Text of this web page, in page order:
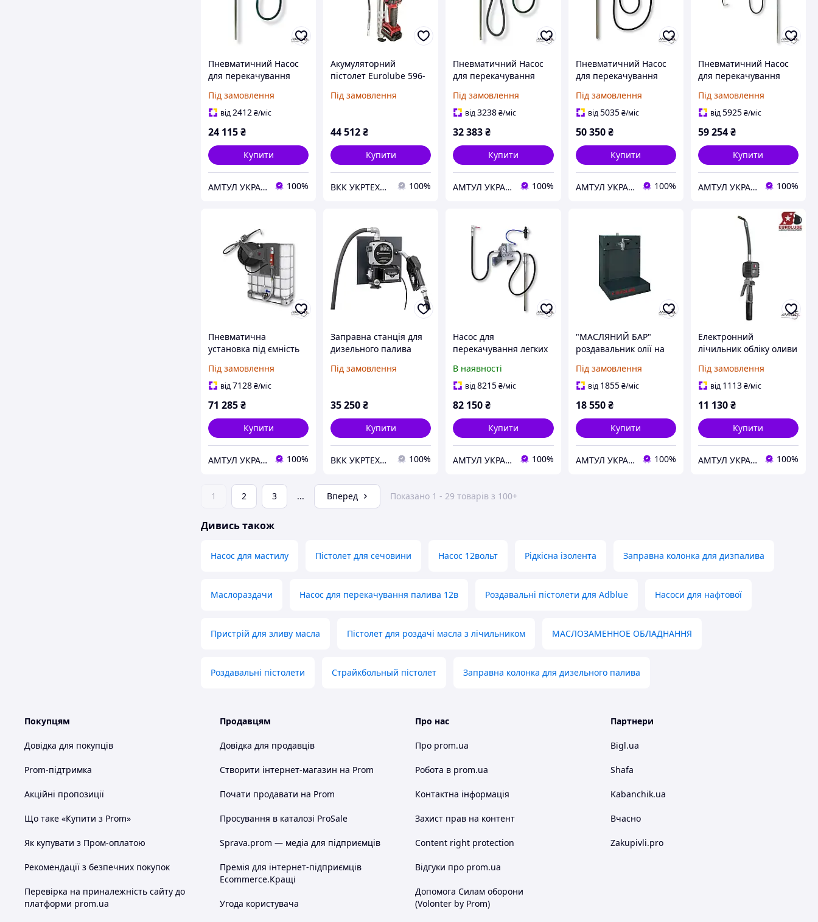
Пневматичний Насос
для перекачування
Eurolube B13760
Під замовлення
від2412₴/міс
24 115₴
Купити
АМТУЛ УКРАЇНА 100%
Акумуляторний
пістолет Eurolube 596-
мастил
Під замовлення
44 512₴
Купити
ВКК УКРТЕХАВТО ТОВ 100%
Пневматичний Насос
для перекачування
Eurolube B13760
Під замовлення
від3238₴/міс
32 383₴
Купити
АМТУЛ УКРАЇНА 100%
Пневматичний Насос
для перекачування
Eurolube B13760
Під замовлення
від5035 ₴/міс
50 350 ₴
Купити
АМТУЛ УКРАЇНА 100%
Пневматичний Насос
для перекачування
Eurolube B13760
Під замовлення
від5925₴/міс
59 254₴
Купити
АМТУЛ УКРАЇНА 100%
Пневматична
установка під ємність
Під замовлення
від7128₴/міс
71 285₴
Купити
АМТУЛ УКРАЇНА 100%
Заправна станція для
дизельного палива
Під замовлення
35 250₴
Купити
ВКК УКРТЕХАВТО ТОВ 100%
Насос для
перекачування легких
палива з великою
продуктивністю
В наявності
від8215₴/міс
82 150₴
Купити
АМТУЛ УКРАЇНА 100%
"МАСЛЯНИЙ БАР"
роздавальник олії на
16755
Під замовлення
від 1855 ₴/міс
18 550 ₴
Купити
АМТУЛ УКРАЇНА 100%
Електронний
лічильник обліку оливи
роздавлення Eurolube
10341
Під замовлення
від 1113₴/міс
11 130₴
Купити
АМТУЛ УКРАЇНА 100%
1 2 3 ... Вперед Показано 1 - 29 товарів з 100+
Дивись також
Насос для мастилу Пістолет для сечовини Насос 12вольт Рідкісна ізолента Заправна колонка для дизпалива
Маслораздачи Насос для перекачування палива 12в Роздавальні пістолети для Adblue Насоси для нафтової
Пристрій для зливу масла Пістолет для роздачі масла з лічильником МАСЛОЗАМЕННОЕ ОБЛАДНАННЯ
Роздавальні пістолети Страйкбольный пістолет Заправна колонка для дизельного палива
Покупцям
Довідка для покупців
Prom-підтримка
Акційні пропозиції
Що таке «Купити з Prom»
Як купувати з Пром-оплатою
Рекомендації з безпечних покупок
Перевірка на приналежність сайту до
платформи prom.ua
Продавцям
Довідка для продавців
Створити інтернет-магазин на Prom
Почати продавати на Prom
Просування в каталозі ProSale
Sprava.prom — медіа для підприємців
Премія для інтернет-підприємців
Ecommerce.Кращі
Угода користувача
Про нас
Про prom.ua
Робота в prom.ua
Контактна інформація
Захист прав на контент
Content right protection
Відгуки про prom.ua
Допомога Силам оборони
(Volonter by Prom)
Партнери
Bigl.ua
Shafa
Kabanchik.ua
Вчасно
Zakupivli.pro